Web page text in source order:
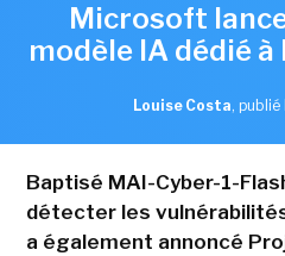
Microsoft
modèle IA dédié
Louise Costa, publié
Baptisé MAI-Cyber-1-
détecter les
a également annoncé